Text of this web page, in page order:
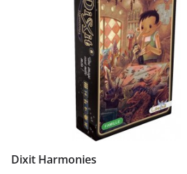
Dixit Harmonies